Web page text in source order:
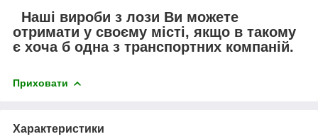
Наші вироби з лози Ви можете
отримати у своєму місті, якщо в такому
є хоча б одна з транспортних компаній.
Приховати
Характеристики